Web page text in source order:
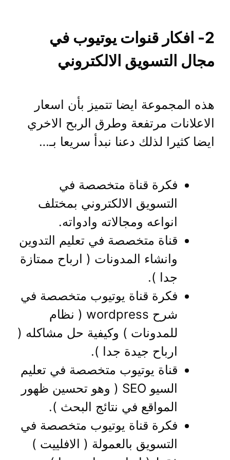
2- افكار قنوات يوتيوب في
مجال التسويق الالكتروني
هذه المجموعة ايضا تتميز بأن اسعار
الاعلانات مرتفعة وطرق الربح الاخري
ايضا كثيرا لذلك دعنا نبدأ سريعا بـ…
فكرة قناة متخصصة في
التسويق الالكتروني بمختلف
انواعه ومجالاته وادواته.
قناة متخصصة في تعليم التدوين
وانشاء المدونات ( ارباح ممتازة
جدا ).
فكرة قناة يوتيوب متخصصة في
شرح wordpress ( نظام
للمدونات ) وكيفية حل مشاكله (
ارباح جيدة جدا ).
قناة يوتيوب متخصصة في تعليم
السيو SEO ( وهو تحسين ظهور
المواقع في نتائج البحث ).
فكرة قناة يوتيوب متخصصة في
التسويق بالعمولة ( الافلييت )